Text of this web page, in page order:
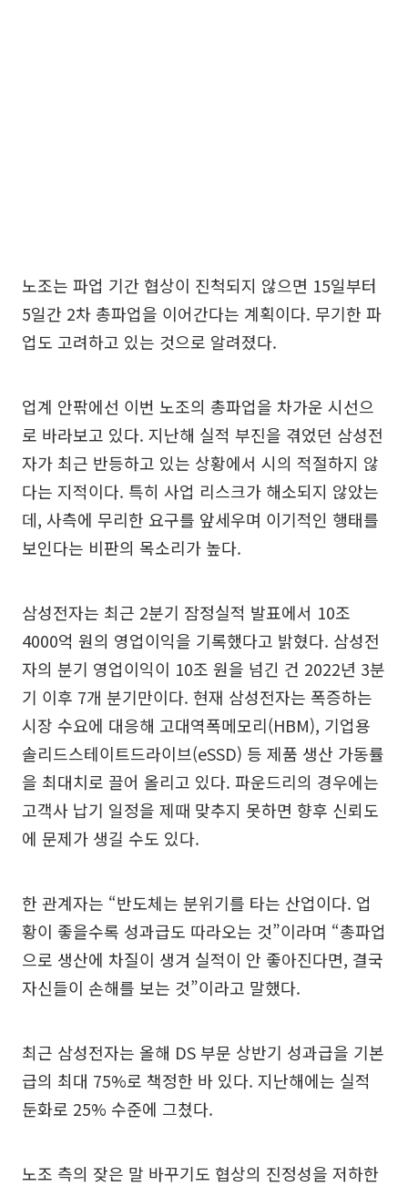
노조는 파업 기간 협상이 진척되지 않으면 15일부터
5일간 2차 총파업을 이어간다는 계획이다. 무기한 파
업도 고려하고 있는 것으로 알려졌다.
업계 안팎에선 이번 노조의 총파업을 차가운 시선으
로 바라보고 있다. 지난해 실적 부진을 겪었던 삼성전
자가 최근 반등하고 있는 상황에서 시의 적절하지 않
다는 지적이다. 특히 사업 리스크가 해소되지 않았는
데, 사측에 무리한 요구를 앞세우며 이기적인 행태를
보인다는 비판의 목소리가 높다.
삼성전자는 최근 2분기 잠정실적 발표에서 10조
4000억 원의 영업이익을 기록했다고 밝혔다. 삼성전
자의 분기 영업이익이 10조 원을 넘긴 건 2022년 3분
기 이후 7개 분기만이다. 현재 삼성전자는 폭증하는
시장 수요에 대응해 고대역폭메모리(HBM), 기업용
솔리드스테이트드라이브(eSSD) 등 제품 생산 가동률
을 최대치로 끌어 올리고 있다. 파운드리의 경우에는
고객사 납기 일정을 제때 맞추지 못하면 향후 신뢰도
에 문제가 생길 수도 있다.
한 관계자는 “반도체는 분위기를 타는 산업이다. 업
황이 좋을수록 성과급도 따라오는 것”이라며 “총파업
으로 생산에 차질이 생겨 실적이 안 좋아진다면, 결국
자신들이 손해를 보는 것”이라고 말했다.
최근 삼성전자는 올해 DS 부문 상반기 성과급을 기본
급의 최대 75%로 책정한 바 있다. 지난해에는 실적
둔화로 25% 수준에 그쳤다.
노조 측의 잦은 말 바꾸기도 협상의 진정성을 저하한